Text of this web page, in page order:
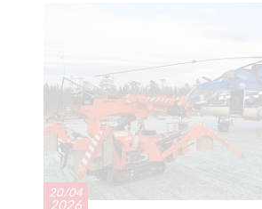
20/04
2026